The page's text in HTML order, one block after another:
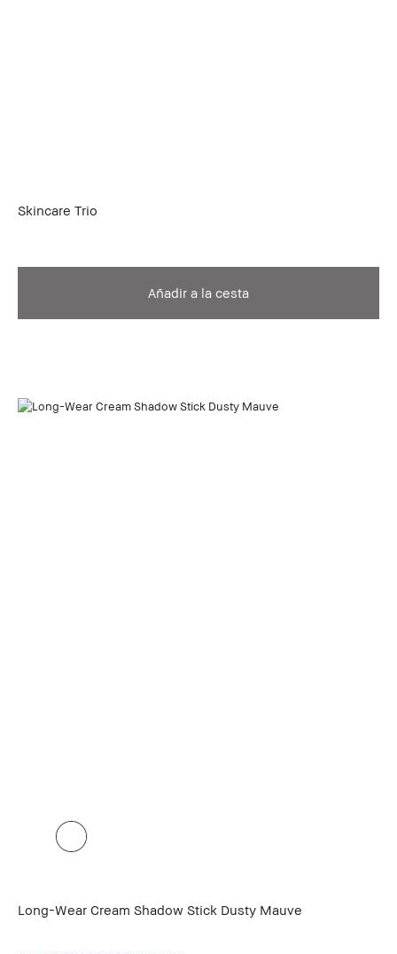
Skincare Trio
Añadir a la cesta
Long-Wear Cream Shadow Stick Dusty Mauve